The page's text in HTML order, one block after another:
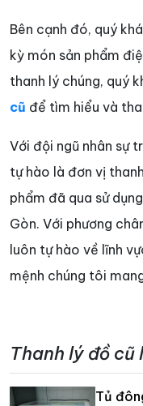
Bên cạnh đó, quý
kỳ món sản phẩm
thanh lý chúng, quý
cũ để tìm hiểu và
Với đội ngũ nhân sự
tự hào là đơn vị
phẩm đã qua sử
Gòn. Với phương
luôn tự hào về lĩnh
mệnh chúng tôi
Thanh lý đồ cũ
Tủ